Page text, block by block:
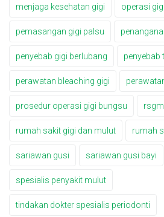
menjaga kesehatan gigi operasi
pemasangan gigi palsu
penyebab gigi berlubang penyebab
perawatan bleaching gigi
prosedur operasi gigi bungsu
rumah sakit gigi dan mulut rumah
sariawan gusi sariawan gusi bayi
spesialis penyakit mulut
tindakan dokter spesialis periodonti